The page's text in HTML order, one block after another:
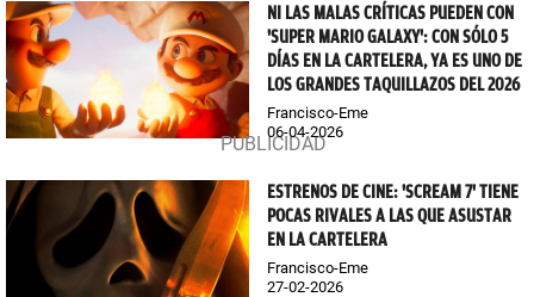
NI LAS MALAS CRÍTICAS PUEDEN CON
'SUPER MARIO GALAXY': CON SÓLO 5
DÍAS EN LA CARTELERA, YA ES UNO DE
LOS GRANDES TAQUILLAZOS DEL 2026
Francisco-Eme
06-04-2026
ESTRENOS DE CINE: 'SCREAM 7' TIENE
POCAS RIVALES A LAS QUE ASUSTAR
EN LA CARTELERA
Francisco-Eme
27-02-2026